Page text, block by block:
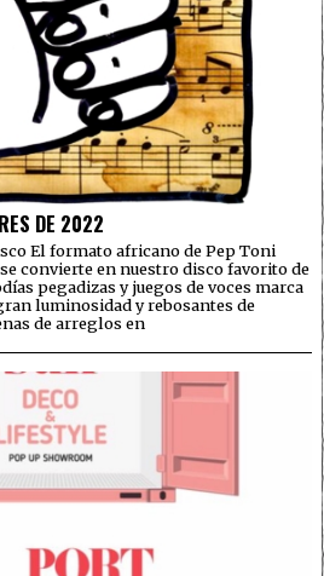
DE 2022
El formato africano de Pep Toni
convierte en nuestro disco favorito de
pegadizas y juegos de voces marca
luminosidad y rebosantes de
de arreglos en